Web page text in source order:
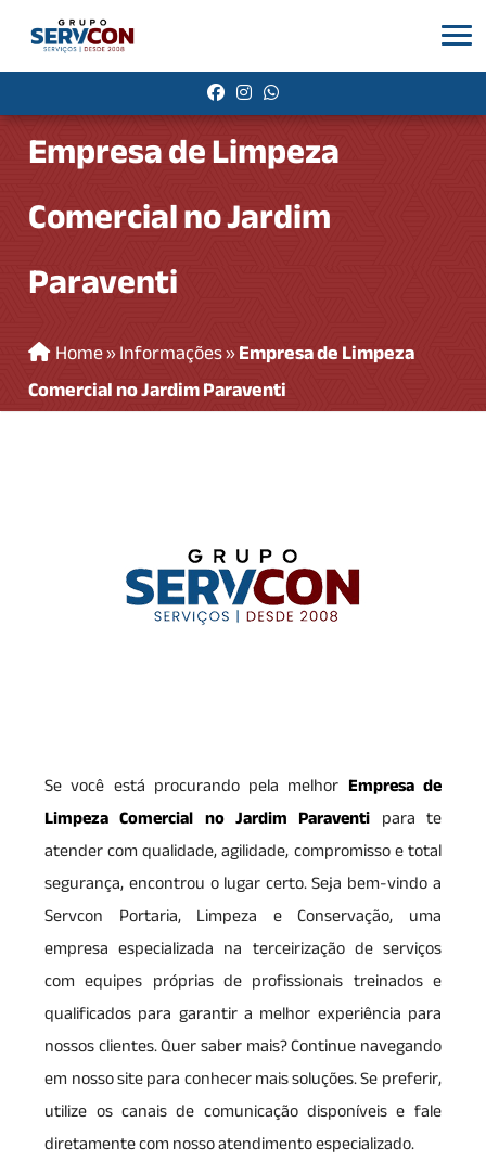
Empresa de Limpeza
Comercial no Jardim
Paraventi
Home»Informações»Empresa de Limpeza
Comercial no Jardim Paraventi
Se você está procurando pela melhor Empresa de
Limpeza Comercial no Jardim Paraventi para te
atender com qualidade, agilidade, compromisso e total
segurança, encontrou o lugar certo. Seja bem-vindo a
Servcon Portaria, Limpeza e Conservação, uma
empresa especializada na terceirização de serviços
com equipes próprias de profissionais treinados e
qualificados para garantir a melhor experiência para
nossos clientes. Quer saber mais? Continue navegando
em nosso site para conhecer mais soluções. Se preferir,
utilize os canais de comunicação disponíveis e fale
diretamente com nosso atendimento especializado.